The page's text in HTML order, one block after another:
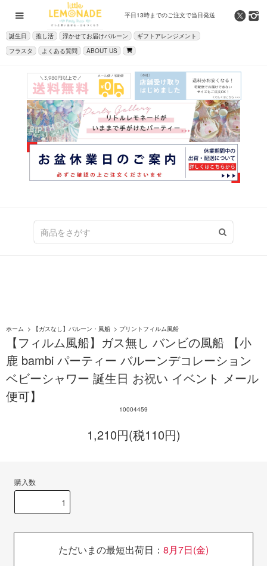
平日13時までのご注文で当日発送
誕生日 推し活 浮かせてお届けバルーン
ギフトアレンジメント
フラスタ
よくある質問 ABOUT US
ホーム > 【ガスなし】バルーン・風船 > プリントフィルム風船
【フィルム風船】ガス無し バンビの風船 【小
鹿 bambi パーティー バルーンデコレーション
ベビーシャワー 誕生日 お祝い イベント メール
便可】
10004459
1,210円(税110円)
購入数
ただいまの最短出荷日： 8月7日(金)